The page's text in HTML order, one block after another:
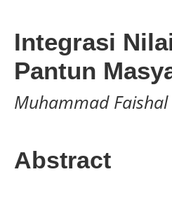
Integrasi
Pantun
Muhammad Faishal
Abstract